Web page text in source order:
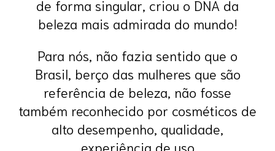
de forma singular, criou o DNA da
beleza mais admirada do mundo!
Para nós, não fazia sentido que o
Brasil, berço das mulheres que são
referência de beleza, não fosse
também reconhecido por cosméticos de
alto desempenho, qualidade,
experiência de uso